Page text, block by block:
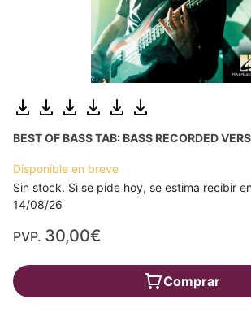
BEST OF BASS TAB: BASS RECORDED
Disponible en breve
Sin stock. Si se pide hoy, se estima recibir
14/08/26
PVP. 30,00€
Comprar